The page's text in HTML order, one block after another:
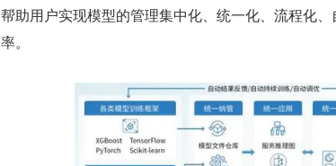
帮助用户实现模型的管理集中化、统一化、流程化
率。